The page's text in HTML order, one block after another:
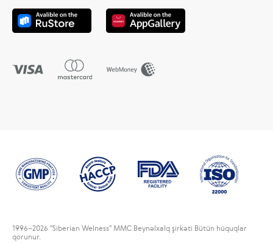
1996–2026 "Siberian Welness" MMC Beynəlxalq şirkəti Bütün hüquqlar
qorunur.